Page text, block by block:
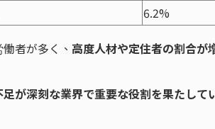
6.2%
者が多く、 高度人材や定住者の割合が
足が深刻な業界で重要な役割を果たして